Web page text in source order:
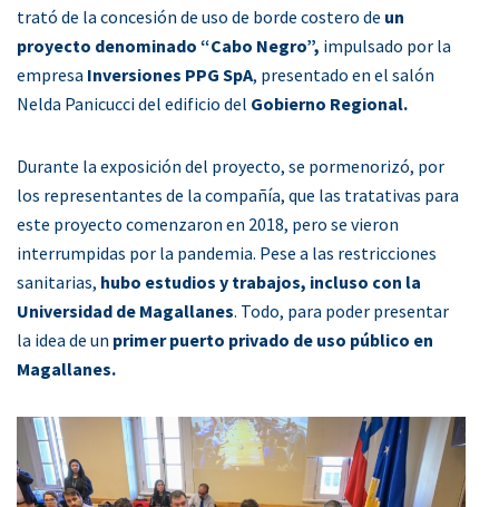
trató de la concesión de uso de borde costero de un
proyecto denominado “Cabo Negro”, impulsado por la
empresa Inversiones PPG SpA, presentado en el salón
Nelda Panicucci del edificio del Gobierno Regional.
Durante la exposición del proyecto, se pormenorizó, por
los representantes de la compañía, que las tratativas para
este proyecto comenzaron en 2018, pero se vieron
interrumpidas por la pandemia. Pese a las restricciones
sanitarias, hubo estudios y trabajos, incluso con la
Universidad de Magallanes. Todo, para poder presentar
la idea de un primer puerto privado de uso público en
Magallanes.